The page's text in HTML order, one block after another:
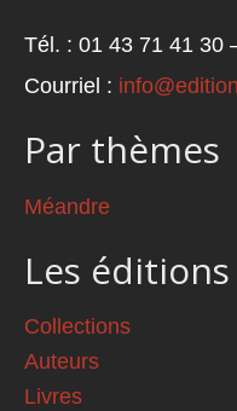
Tél. : 01 43 71 41 30
Courriel :
Par thèmes
Méandre
Les éditions
Collections
Auteurs
Livres